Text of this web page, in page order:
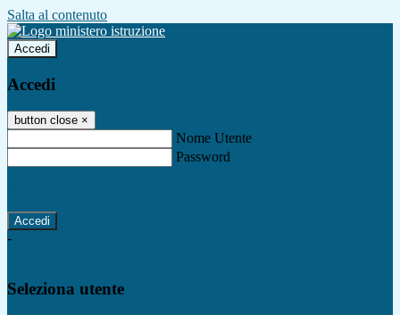
Salta al contenuto
Accedi
Accedi
button close ×
Nome Utente
Password
-
Seleziona utente